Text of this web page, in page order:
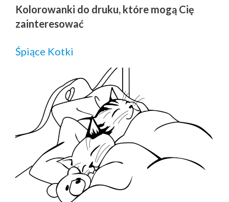
Kolorowanki do druku, które mogą Cię
zainteresować
Śpiące Kotki